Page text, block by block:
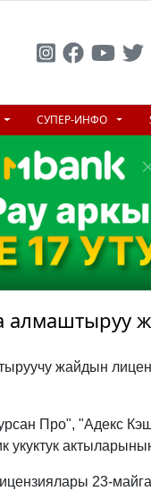
СУПЕР-ИНФО
алмаштыруу
жайдын
Про", "Адекс
укуктук
23-майга